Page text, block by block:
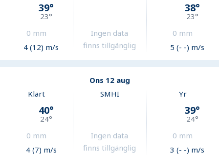
39°
23°
0 mm
4 (12) m/s
Ingen data
finns tillgänglig
38°
23°
0 mm
5 (- -) m/s
Ons 12 aug
Klart
40°
24°
0 mm
4 (7) m/s
SMHI
Ingen data
finns tillgänglig
Yr
39°
24°
0 mm
3 (- -) m/s